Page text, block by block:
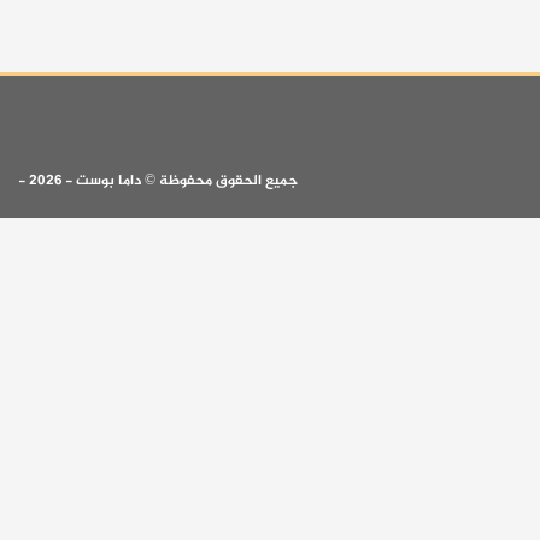
جميع الحقوق محفوظة © داما بوست - 2026 -